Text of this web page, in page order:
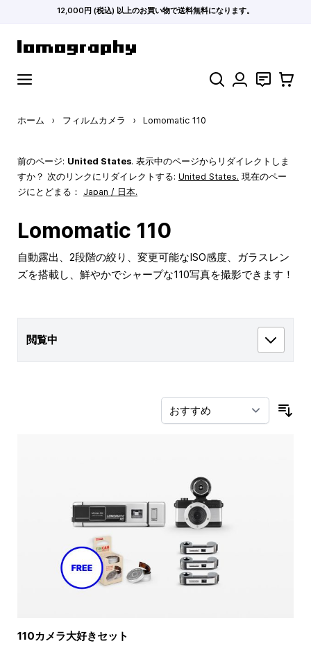
12,000円 (税込) 以上のお買い物で送料無料になります。
検索 お問い合わ
カート
ホーム › フィルムカメラ › Lomomatic 110
前のページ: United States. 表示中のページからリダイレクトしま
すか？ 次のリンクにリダイレクトする: United States. 現在のペー
ジにとどまる： Japan / 日本.
Lomomatic 110
自動露出、2段階の絞り、変更可能なISO感度、ガラスレン
ズを搭載し、鮮やかでシャープな110写真を撮影できます！
閲覧中
110カメラ大好きセット